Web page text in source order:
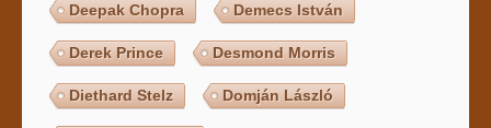
Deepak Chopra Demecs István
Derek Prince Desmond Morris
Diethard Stelz Domján László